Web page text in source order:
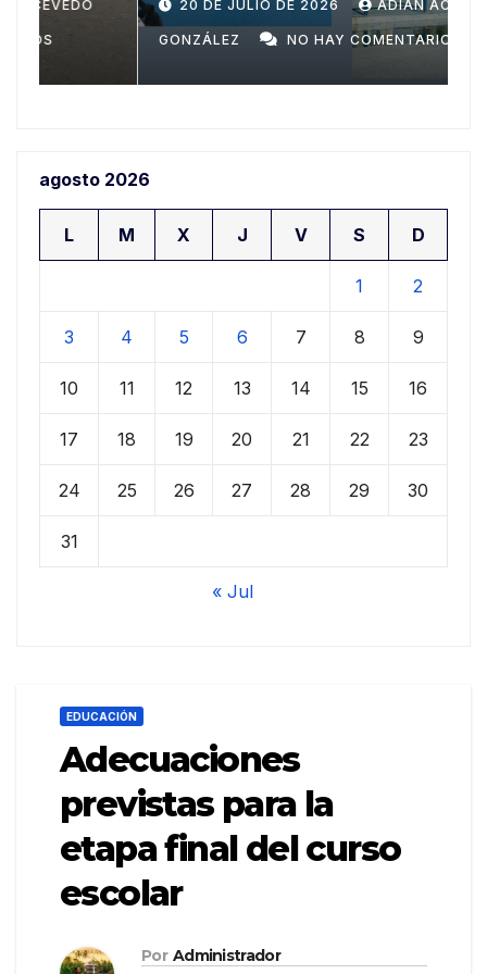
20 DE JULIO DE 2026 ADIAN ACEVEDO
NO HAY COMENTARIOS
agosto 2026
L M X J V S D
1 2
3 4 5 6 7 8 9
10 11 12 13 14 15 16
17 18 19 20 21 22 23
24 25 26 27 28 29 30
31
« Jul
EDUCACIÓN
Adecuaciones
previstas para la
etapa final del curso
escolar
Por Administrador